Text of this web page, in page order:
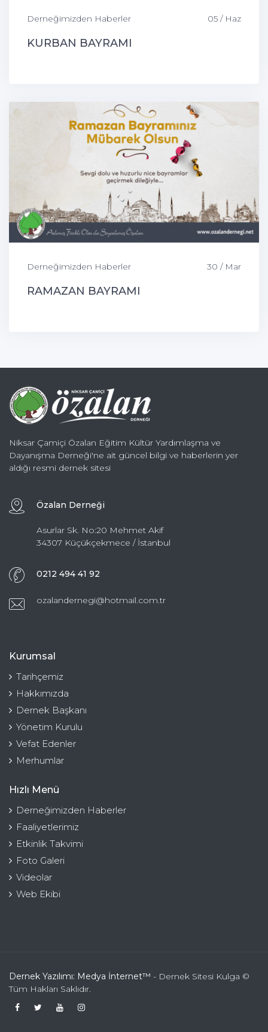
Derneğimizden Haberler 05 / Haz
KURBAN BAYRAMI
Derneğimizden Haberler 30 / Mar
RAMAZAN BAYRAMI
Niksar Çamiçi Özalan Eğitim Kültür Yardımlaşma ve
Dayanışma Derneği'ne ait güncel bilgi ve haberlerin yer
aldığı resmi dernek sitesi
Özalan Derneği
Asurlar Sk. No:20 Mehmet Akif
34307 Küçükçekmece / İstanbul
0212 494 41 92
ozalandernegi@hotmail.com.tr
Kurumsal
Tarihçemiz
Hakkımızda
Dernek Başkanı
Yönetim Kurulu
Vefat Edenler
Merhumlar
Hızlı Menü
Derneğimizden Haberler
Faaliyetlerimiz
Etkinlik Takvimi
Foto Galeri
Videolar
Web Ekibi
Dernek Yazılımı: Medya İnternet™ - Dernek Sitesi Kulga ©
Tüm Hakları Saklıdır.